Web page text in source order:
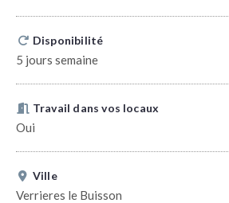
Disponibilité
5 jours semaine
Travail dans vos locaux
Oui
Ville
Verrieres le Buisson